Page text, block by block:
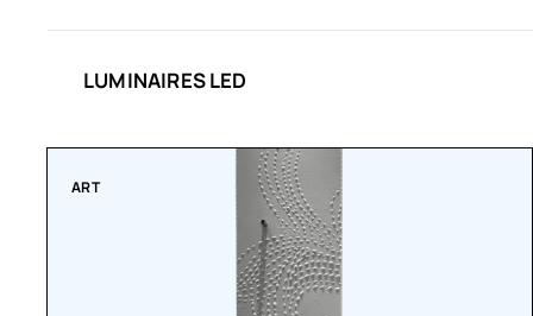
LUMINAIRES LED
ART